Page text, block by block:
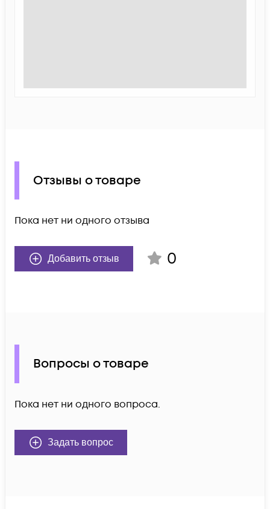
Отзывы о товаре
Пока нет ни одного отзыва
Добавить отзыв 0
Вопросы о товаре
Пока нет ни одного вопроса.
Задать вопрос